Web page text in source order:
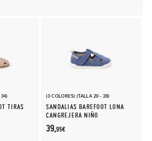
34)
TIRAS
(3 COLORES) (TALLA 20 - 28)
SANDALIAS BAREFOOT LONA
CANGREJERA NIÑO
39,95€